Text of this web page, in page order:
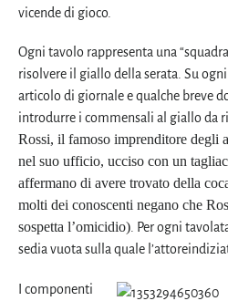
vicende di gioco.
Ogni tavolo rappresenta una
risolvere il giallo della serata. Su
articolo di giornale e qualche breve
introdurre i commensali al giallo da
Rossi, il famoso imprenditore degli
nel suo ufficio, ucciso con un
affermano di avere trovato della
molti dei conoscenti negano che
sospetta l’omicidio). Per ogni
sedia vuota sulla quale
I componenti